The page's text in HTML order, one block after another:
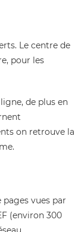
Le centre de
pour les
de plus en
on retrouve la
vues par
(environ 300